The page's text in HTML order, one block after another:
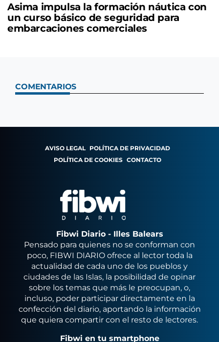
Asima impulsa la formación náutica con
un curso básico de seguridad para
embarcaciones comerciales
COMENTARIOS
AVISO LEGAL POLÍTICA DE PRIVACIDAD
POLÍTICA DE COOKIES CONTACTO
Fibwi Diario - Illes Balears
Pensado para quienes no se conforman con
poco, FIBWI DIARIO ofrece al lector toda la
actualidad de cada uno de los pueblos y
ciudades de las Islas, la posibilidad de opinar
sobre los temas que más le preocupan, o,
incluso, poder participar directamente en la
confección del diario, aportando la información
que quiera compartir con el resto de lectores.
Fibwi en tu smartphone